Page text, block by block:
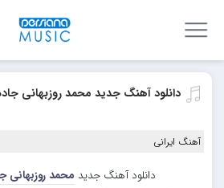
دانلود آهنگ جدید محمد روزبهانی
آهنگ ایرانی
دانلود آهنگ جدید محمد روزبهانی